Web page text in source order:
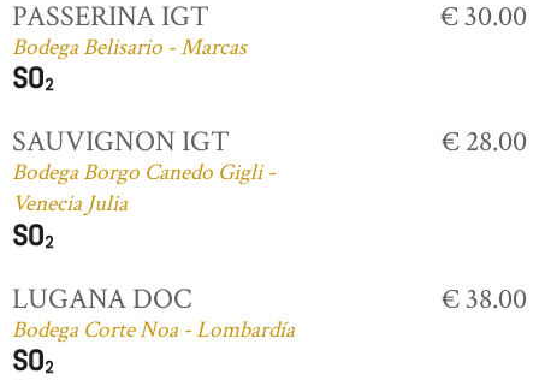
PASSERINA IGT
Bodega Belisario - Marcas
€ 30.00
SAUVIGNON IGT
Bodega Borgo Canedo Gigli -
Venecia Julia
€ 28.00
LUGANA DOC
Bodega Corte Noa - Lombardía
€ 38.00